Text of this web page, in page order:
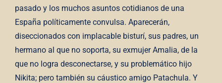
pasado y los muchos asuntos cotidianos de una
España políticamente convulsa. Aparecerán,
diseccionados con implacable bisturí, sus padres, un
hermano al que no soporta, su exmujer Amalia, de la
que no logra desconectarse, y su problemático hijo
Nikita; pero también su cáustico amigo Patachula. Y